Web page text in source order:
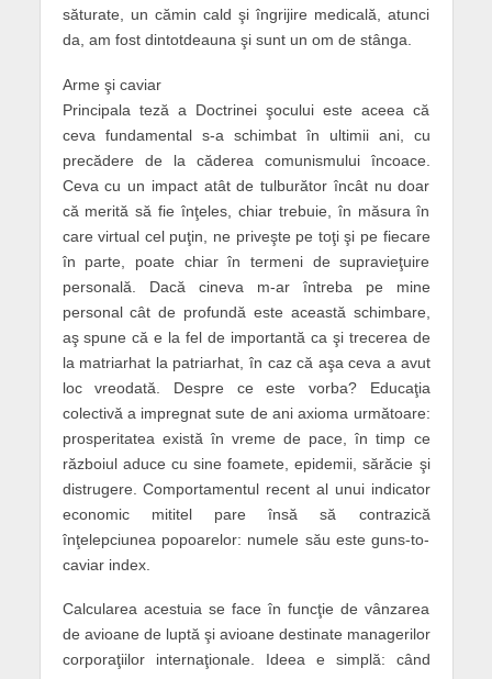
săturate, un cămin cald şi îngrijire medicală, atunci
da, am fost dintotdeauna şi sunt un om de stânga.
Arme şi caviar
Principala teză a Doctrinei şocului este aceea că
ceva fundamental s-a schimbat în ultimii ani, cu
precădere de la căderea comunismului încoace.
Ceva cu un impact atât de tulburător încât nu doar
că merită să fie înţeles, chiar trebuie, în măsura în
care virtual cel puţin, ne priveşte pe toţi şi pe fiecare
în parte, poate chiar în termeni de supravieţuire
personală. Dacă cineva m-ar întreba pe mine
personal cât de profundă este această schimbare,
aş spune că e la fel de importantă ca şi trecerea de
la matriarhat la patriarhat, în caz că aşa ceva a avut
loc vreodată. Despre ce este vorba? Educaţia
colectivă a impregnat sute de ani axioma următoare:
prosperitatea există în vreme de pace, în timp ce
războiul aduce cu sine foamete, epidemii, sărăcie şi
distrugere. Comportamentul recent al unui indicator
economic mititel pare însă să contrazică
înţelepciunea popoarelor: numele său este guns-to-
caviar index.
Calcularea acestuia se face în funcţie de vânzarea
de avioane de luptă şi avioane destinate managerilor
corporaţiilor internaţionale. Ideea e simplă: când